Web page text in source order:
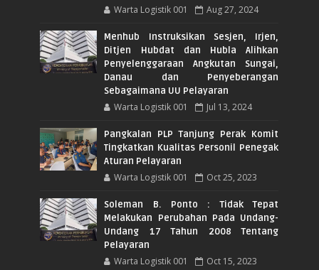
Warta Logistik 001 Aug 27, 2024
Menhub Instruksikan Sesjen, Irjen,
Ditjen Hubdat dan Hubla Alihkan
Penyelenggaraan Angkutan Sungai,
Danau dan Penyeberangan
Sebagaimana UU Pelayaran
Warta Logistik 001 Jul 13, 2024
Pangkalan PLP Tanjung Perak Komit
Tingkatkan Kualitas Personil Penegak
Aturan Pelayaran
Warta Logistik 001 Oct 25, 2023
Soleman B. Ponto : Tidak Tepat
Melakukan Perubahan Pada Undang-
Undang 17 Tahun 2008 Tentang
Pelayaran
Warta Logistik 001 Oct 15, 2023